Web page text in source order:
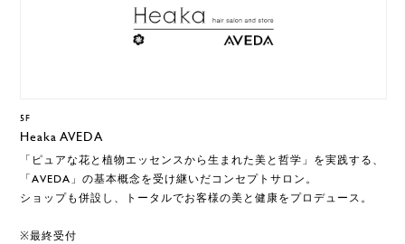
5F
Heaka AVEDA
「ピュアな花と植物エッセンスから生まれた美と哲学」を実践する、
「AVEDA」の基本概念を受け継いだコンセプトサロン。
ショップも併設し、トータルでお客様の美と健康をプロデュース。
※最終受付